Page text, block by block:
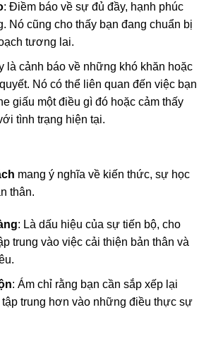
: Điềm báo về sự đủ đầy, hạnh phúc
Nó cũng cho thấy bạn đang chuẩn bị
tương lai.
là cảnh báo về những khó khăn hoặc
Nó có thể liên quan đến việc bạn
giấu một điều gì đó hoặc cảm thấy
tình trạng hiện tại.
mang ý nghĩa về kiến thức, sự học
thân.
: Là dấu hiệu của sự tiến bộ, cho
trung vào việc cải thiện bản thân và
: Ám chỉ rằng bạn cần sắp xếp lại
trung hơn vào những điều thực sự